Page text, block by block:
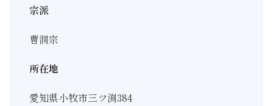
宗派
曹洞宗
所在地
愛知県小牧市三ツ渕384